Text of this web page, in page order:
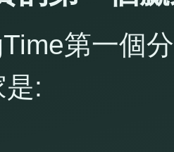
第一個
: